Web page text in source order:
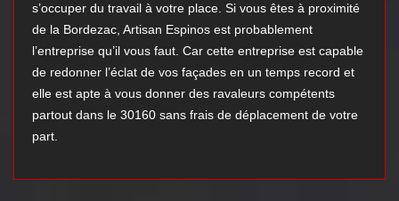
s’occuper du travail à votre place. Si vous êtes à proximité
de la Bordezac, Artisan Espinos est probablement
l’entreprise qu’il vous faut. Car cette entreprise est capable
de redonner l’éclat de vos façades en un temps record et
elle est apte à vous donner des ravaleurs compétents
partout dans le 30160 sans frais de déplacement de votre
part.